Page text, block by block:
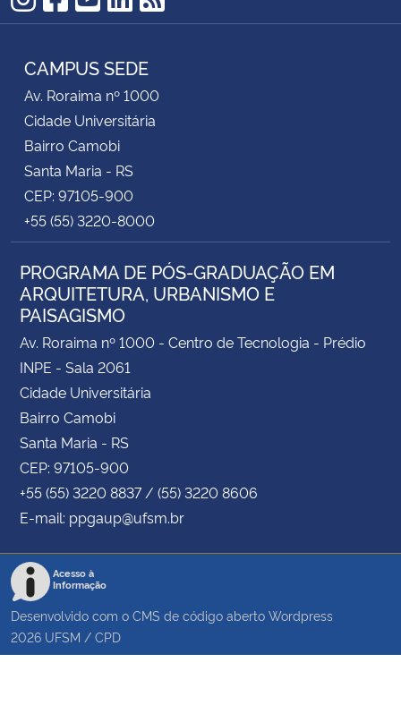
Instagram
Facebook
YouTube
LinkedIn
RSS
CAMPUS SEDE
Av. Roraima nº 1000
Cidade Universitária
Bairro Camobi
Santa Maria - RS
CEP: 97105-900
+55 (55) 3220-8000
PROGRAMA DE PÓS-GRADUAÇÃO EM
ARQUITETURA, URBANISMO E
PAISAGISMO
Av. Roraima nº 1000 - Centro de Tecnologia - Prédio
INPE - Sala 2061
Cidade Universitária
Bairro Camobi
Santa Maria - RS
CEP: 97105-900
+55 (55) 3220 8837 / (55) 3220 8606
E-mail: ppgaup@ufsm.br
Acesso à
Informação
Desenvolvido com o CMS de código aberto Wordpress
2026 UFSM / CPD